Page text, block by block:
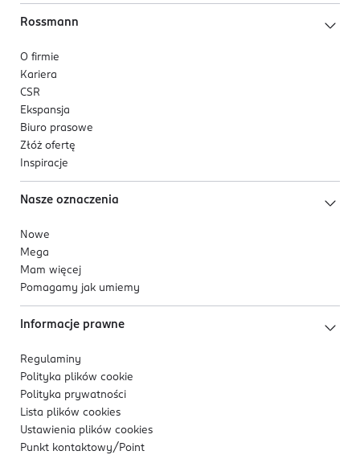
Rossmann
O firmie
Kariera
CSR
Ekspansja
Biuro prasowe
Złóż ofertę
Inspiracje
Nasze oznaczenia
Nowe
Mega
Mam więcej
Pomagamy jak umiemy
Informacje prawne
Regulaminy
Polityka plików cookie
Polityka prywatności
Lista plików cookies
Ustawienia plików cookies
Punkt kontaktowy/ Point